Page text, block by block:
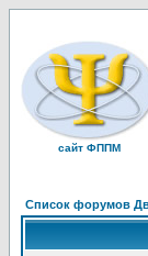
сайт ФППМ
Список форумов